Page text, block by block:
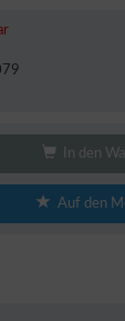
In den
Auf den